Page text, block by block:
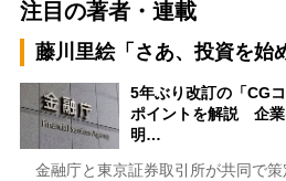
注目の著者・連載
藤川里絵「さあ、投資を始
5年ぶり改訂の「CG
ポイントを解説 企業
明…
金融庁と東京証券取引所が共同で